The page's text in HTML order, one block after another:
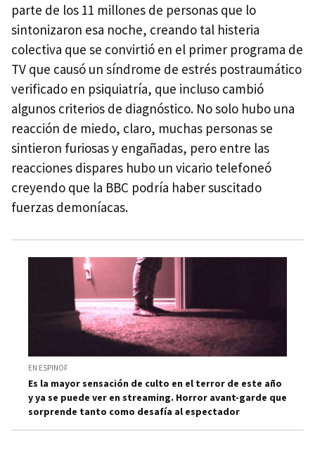
parte de los 11 millones de personas que lo
sintonizaron esa noche, creando tal histeria
colectiva que se convirtió en el primer programa de
TV que causó un síndrome de estrés postraumático
verificado en psiquiatría, que incluso cambió
algunos criterios de diagnóstico. No solo hubo una
reacción de miedo, claro, muchas personas se
sintieron furiosas y engañadas, pero entre las
reacciones dispares hubo un vicario telefoneó
creyendo que la BBC podría haber suscitado
fuerzas demoníacas.
EN ESPINOF
Es la mayor sensación de culto en el terror de este año
y ya se puede ver en streaming. Horror avant-garde que
sorprende tanto como desafía al espectador